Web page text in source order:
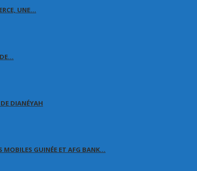
UNE…
DIANÉYAH
MOBILES GUINÉE ET AFG BANK…